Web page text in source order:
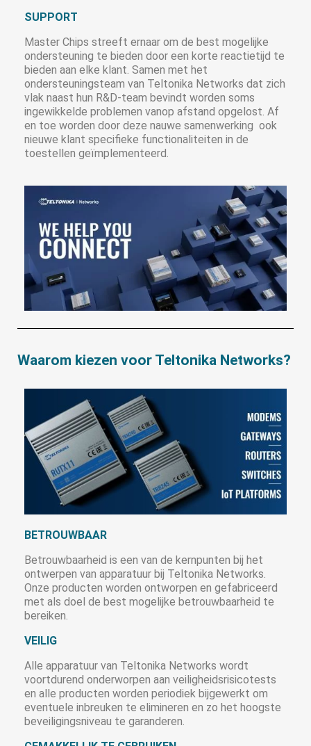
SUPPORT
Master Chips streeft ernaar om de best mogelijke
ondersteuning te bieden door een korte reactietijd te
bieden aan elke klant. Samen met het
ondersteuningsteam van Teltonika Networks dat zich
vlak naast hun R&D-team bevindt worden soms
ingewikkelde problemen vanop afstand opgelost. Af
en toe worden door deze nauwe samenwerking ook
nieuwe klant specifieke functionaliteiten in de
toestellen geïmplementeerd.
Waarom kiezen voor Teltonika Networks?
BETROUWBAAR
Betrouwbaarheid is een van de kernpunten bij het
ontwerpen van apparatuur bij Teltonika Networks.
Onze producten worden ontworpen en gefabriceerd
met als doel de best mogelijke betrouwbaarheid te
bereiken.
VEILIG
Alle apparatuur van Teltonika Networks wordt
voortdurend onderworpen aan veiligheidsrisicotests
en alle producten worden periodiek bijgewerkt om
eventuele inbreuken te elimineren en zo het hoogste
beveiligingsniveau te garanderen.